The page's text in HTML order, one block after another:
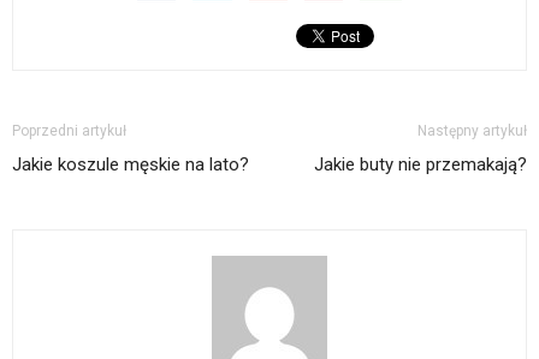
Poprzedni artykuł
Jakie koszule męskie na lato?
Następny artykuł
Jakie buty nie przemakają?